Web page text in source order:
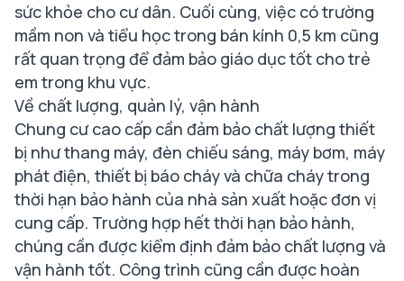
sức khỏe cho cư dân. Cuối cùng, việc có trường
mầm non và tiểu học trong bán kính 0,5 km cũng
rất quan trọng để đảm bảo giáo dục tốt cho trẻ
em trong khu vực.
Về chất lượng, quản lý, vận hành
Chung cư cao cấp cần đảm bảo chất lượng thiết
bị như thang máy, đèn chiếu sáng, máy bơm, máy
phát điện, thiết bị báo cháy và chữa cháy trong
thời hạn bảo hành của nhà sản xuất hoặc đơn vị
cung cấp. Trường hợp hết thời hạn bảo hành,
chúng cần được kiểm định đảm bảo chất lượng và
vận hành tốt. Công trình cũng cần được hoàn